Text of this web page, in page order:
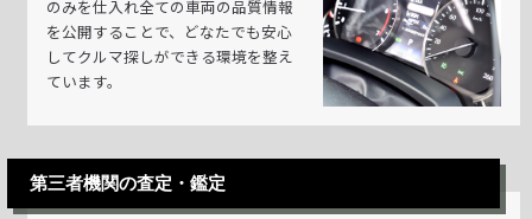
のみを仕入れ全ての車両の品質情報
を公開することで、どなたでも安心
してクルマ探しができる環境を整え
ています。
第三者機関の査定・鑑定